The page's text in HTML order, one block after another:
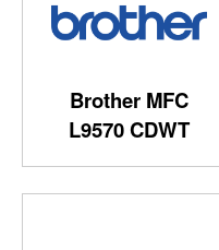
Brother MFC
L9570 CDWT